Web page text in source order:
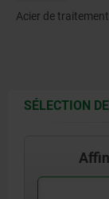
Acier de traitement.
SÉLECTION